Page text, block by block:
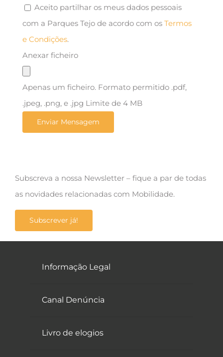
Aceito partilhar os meus dados pessoais
com a Parques Tejo de acordo com os Termos
e Condições.
Anexar ficheiro
Apenas um ficheiro. Formato permitido .pdf,
.jpeg, .png, e .jpg Limite de 4 MB
Subscreva a nossa Newsletter – fique a par de todas
as novidades relacionadas com Mobilidade.
Subscrever já!
Informação Legal
Canal Denúncia
Livro de elogios